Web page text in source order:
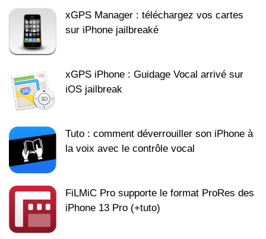
xGPS Manager : téléchargez vos cartes
sur iPhone jailbreaké
xGPS iPhone : Guidage Vocal arrivé sur
iOS jailbreak
Tuto : comment déverrouiller son iPhone à
la voix avec le contrôle vocal
FiLMiC Pro supporte le format ProRes des
iPhone 13 Pro (+tuto)